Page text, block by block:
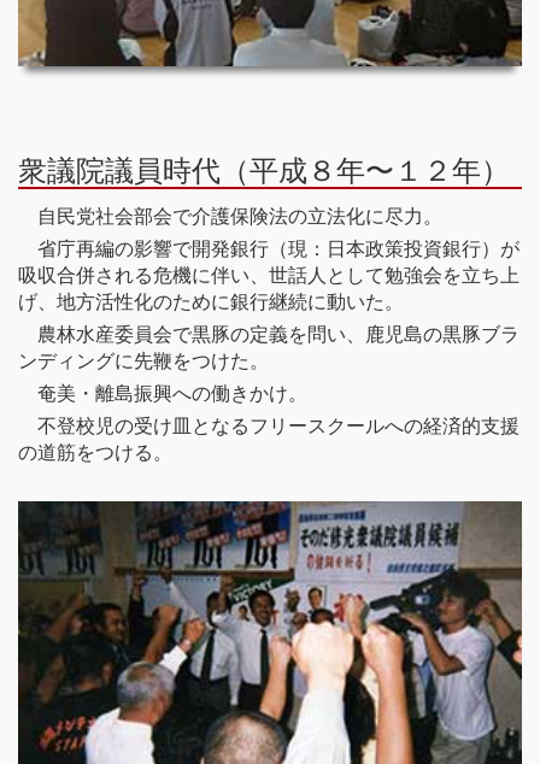
衆議院議員時代（平成８年〜１２年）
自民党社会部会で介護保険法の立法化に尽力。
省庁再編の影響で開発銀行（現：日本政策投資銀行）が
吸収合併される危機に伴い、世話人として勉強会を立ち上
げ、地方活性化のために銀行継続に動いた。
農林水産委員会で黒豚の定義を問い、鹿児島の黒豚ブラ
ンディングに先鞭をつけた。
奄美・離島振興への働きかけ。
不登校児の受け皿となるフリースクールへの経済的支援
の道筋をつける。